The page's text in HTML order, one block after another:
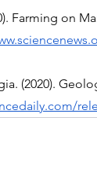
Farming on
(2020).